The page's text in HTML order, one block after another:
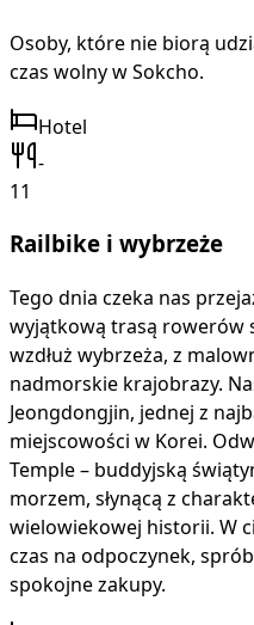
Osoby, które nie biorą
czas wolny w Sokcho.
Hotel
-
11
Railbike i wybrzeże
Tego dnia czeka nas
wyjątkową trasą rowerów
wzdłuż wybrzeża, z
nadmorskie krajobrazy.
Jeongdongjin, jednej z
miejscowości w Korei.
Temple – buddyjską
morzem, słynącą z
wielowiekowej historii. W
czas na odpoczynek,
spokojne zakupy.